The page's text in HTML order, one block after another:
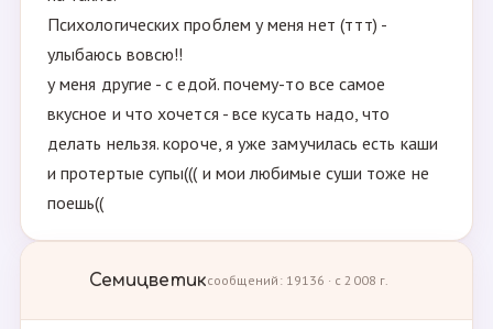
Психологических проблем у меня нет (ттт) -
улыбаюсь вовсю!!
у меня другие - с едой. почему-то все самое
вкусное и что хочется - все кусать надо, что
делать нельзя. короче, я уже замучилась есть каши
и протертые супы((( и мои любимые суши тоже не
поешь((
Семицветиксообщений: 19136 · с 2008 г.